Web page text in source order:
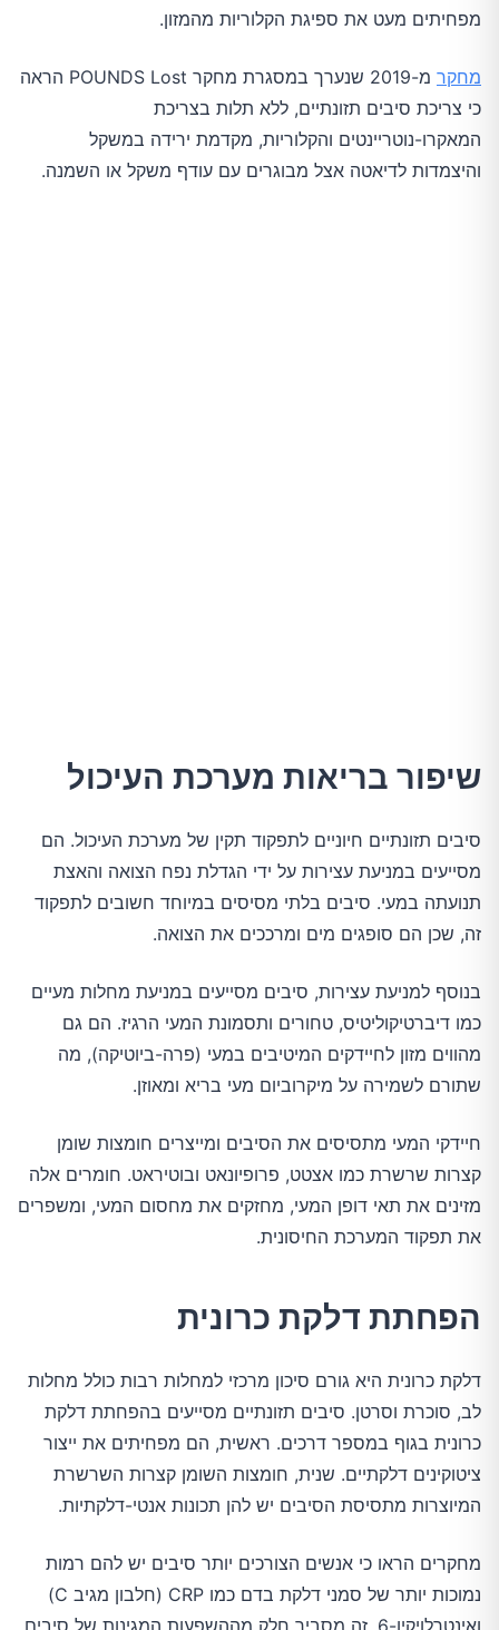
מפחיתים מעט את ספיגת הקלוריות מהמזון.
מחקר
מ-2019 שנערך במסגרת מחקר POUNDS Lost הראה
כי צריכת סיבים תזונתיים, ללא תלות בצריכת
המאקרו-נוטריינטים והקלוריות, מקדמת ירידה במשקל
והיצמדות לדיאטה אצל מבוגרים עם עודף משקל או השמנה.
שיפור בריאות מערכת העיכול
סיבים תזונתיים חיוניים לתפקוד תקין של מערכת העיכול. הם
מסייעים במניעת עצירות על ידי הגדלת נפח הצואה והאצת
תנועתה במעי. סיבים בלתי מסיסים במיוחד חשובים לתפקוד
זה, שכן הם סופגים מים ומרככים את הצואה.
בנוסף למניעת עצירות, סיבים מסייעים במניעת מחלות מעיים
כמו דיברטיקוליטיס, טחורים ותסמונת המעי הרגיז. הם גם
מהווים מזון לחיידקים המיטיבים במעי (פרה-ביוטיקה), מה
שתורם לשמירה על מיקרוביום מעי בריא ומאוזן.
חיידקי המעי מתסיסים את הסיבים ומייצרים חומצות שומן
קצרות שרשרת כמו אצטט, פרופיונאט ובוטיראט. חומרים אלה
מזינים את תאי דופן המעי, מחזקים את מחסום המעי, ומשפרים
את תפקוד המערכת החיסונית.
הפחתת דלקת כרונית
דלקת כרונית היא גורם סיכון מרכזי למחלות רבות כולל מחלות
לב, סוכרת וסרטן. סיבים תזונתיים מסייעים בהפחתת דלקת
כרונית בגוף במספר דרכים. ראשית, הם מפחיתים את ייצור
ציטוקינים דלקתיים. שנית, חומצות השומן קצרות השרשרת
המיוצרות מתסיסת הסיבים יש להן תכונות אנטי-דלקתיות.
מחקרים הראו כי אנשים הצורכים יותר סיבים יש להם רמות
נמוכות יותר של סמני דלקת בדם כמו CRP (חלבון מגיב C)
ואינטרלויקין-6. זה מסביר חלק מההשפעות המגינות של סיבים